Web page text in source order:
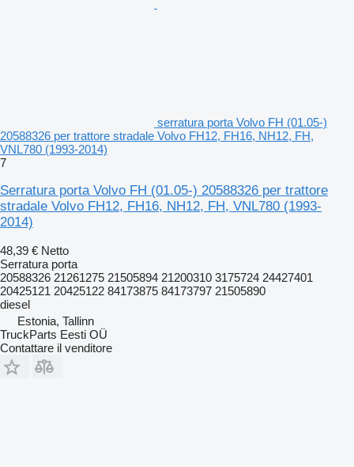
serratura porta Volvo FH (01.05-)
20588326 per trattore stradale Volvo FH12, FH16, NH12, FH,
VNL780 (1993-2014)
7
Serratura porta Volvo FH (01.05-) 20588326 per trattore
stradale Volvo FH12, FH16, NH12, FH, VNL780 (1993-
2014)
48,39 € Netto
Serratura porta
20588326 21261275 21505894 21200310 3175724 24427401
20425121 20425122 84173875 84173797 21505890
diesel
Estonia, Tallinn
TruckParts Eesti OÜ
Contattare il venditore